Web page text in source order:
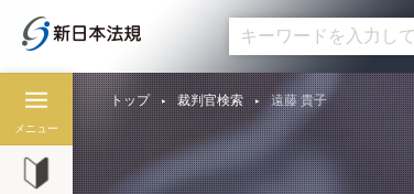
メニュー
トップ 裁判官検索 遠藤 貴子